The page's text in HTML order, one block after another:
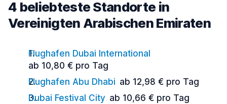
4 beliebteste Standorte in
Vereinigten Arabischen Emiraten
Flughafen Dubai International
ab 10,80 € pro Tag
Flughafen Abu Dhabi ab 12,98 € pro Tag
Dubai Festival City ab 10,66 € pro Tag